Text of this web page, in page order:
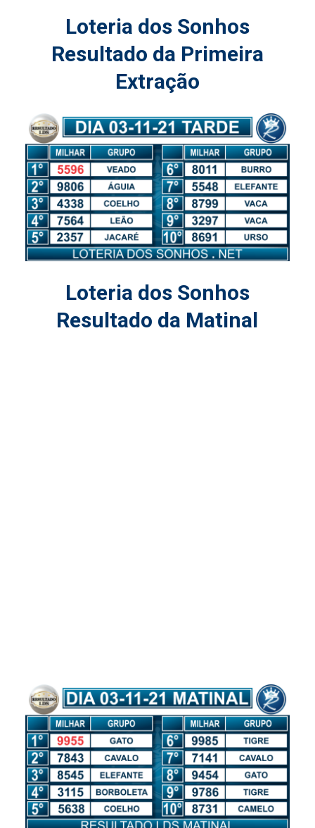
Loteria dos Sonhos
Resultado da Primeira
Extração
Loteria dos Sonhos
Resultado da Matinal